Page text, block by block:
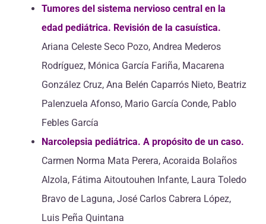
Tumores del sistema nervioso central en la
edad pediátrica. Revisión de la casuística.
Ariana Celeste Seco Pozo, Andrea Mederos
Rodríguez, Mónica García Fariña, Macarena
González Cruz, Ana Belén Caparrós Nieto, Beatriz
Palenzuela Afonso, Mario García Conde, Pablo
Febles García
Narcolepsia pediátrica. A propósito de un caso.
Carmen Norma Mata Perera, Acoraida Bolaños
Alzola, Fátima Aitoutouhen Infante, Laura Toledo
Bravo de Laguna, José Carlos Cabrera López,
Luis Peña Quintana